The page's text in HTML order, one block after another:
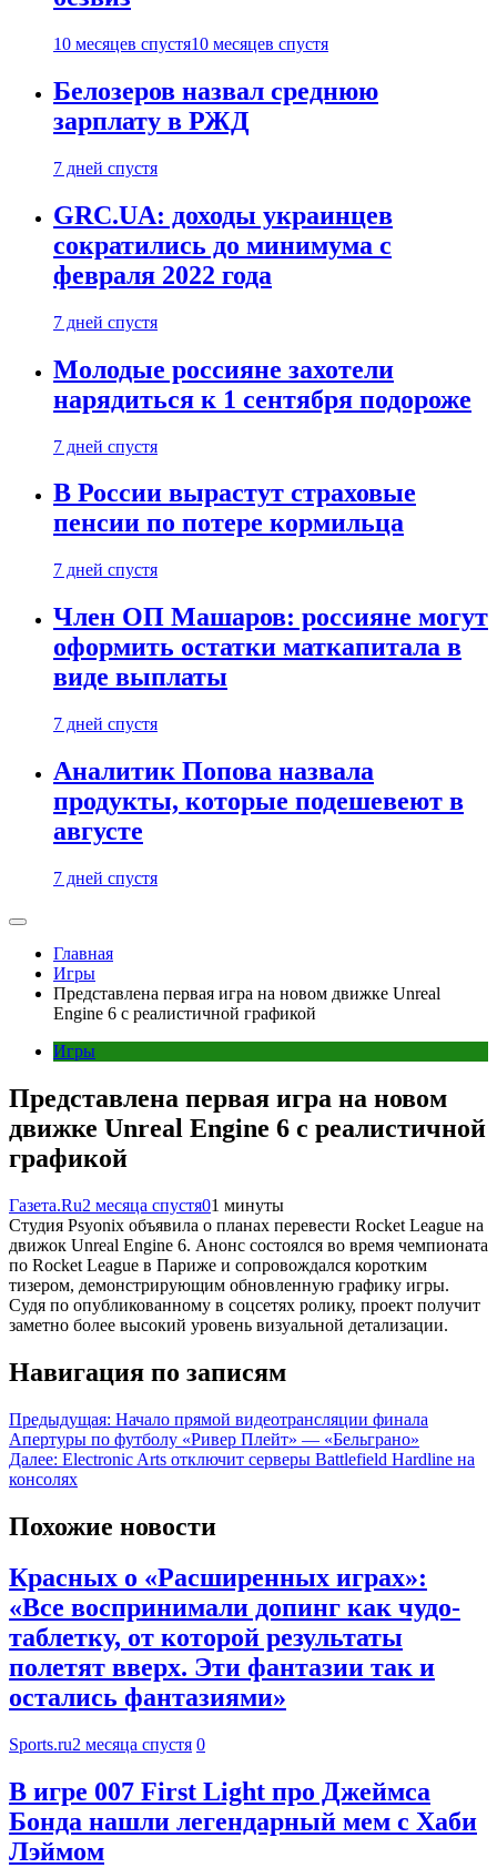
10 месяцев спустя10 месяцев спустя
Белозеров назвал среднюю
зарплату в РЖД
7 дней спустя
GRC.UA: доходы украинцев
сократились до минимума с
февраля 2022 года
7 дней спустя
Молодые россияне захотели
нарядиться к 1 сентября подороже
7 дней спустя
В России вырастут страховые
пенсии по потере кормильца
7 дней спустя
Член ОП Машаров: россияне могут
оформить остатки маткапитала в
виде выплаты
7 дней спустя
Аналитик Попова назвала
продукты, которые подешевеют в
августе
7 дней спустя
Главная
Игры
Представлена первая игра на новом движке Unreal
Engine 6 с реалистичной графикой
Игры
Представлена первая игра на новом
движке Unreal Engine 6 с реалистичной
графикой
Газета.Ru2 месяца спустя01 минуты
Студия Psyonix объявила о планах перевести Rocket League на
движок Unreal Engine 6. Анонс состоялся во время чемпионата
по Rocket League в Париже и сопровождался коротким
тизером, демонстрирующим обновленную графику игры.
Судя по опубликованному в соцсетях ролику, проект получит
заметно более высокий уровень визуальной детализации.
Навигация по записям
Предыдущая: Начало прямой видеотрансляции финала
Апертуры по футболу «Ривер Плейт» — «Бельграно»
Далее: Electronic Arts отключит серверы Battlefield Hardline на
консолях
Похожие новости
Красных о «Расширенных играх»:
«Все воспринимали допинг как чудо-
таблетку, от которой результаты
полетят вверх. Эти фантазии так и
остались фантазиями»
Sports.ru2 месяца спустя 0
В игре 007 First Light про Джеймса
Бонда нашли легендарный мем с Хаби
Лэймом